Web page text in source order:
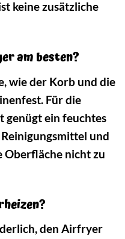
keine zusätzliche
am besten?
wie der Korb und die
Für die
genügt ein feuchtes
und
Oberfläche nicht zu
den Airfryer